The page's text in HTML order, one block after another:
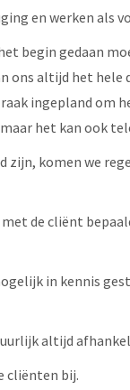
en werken als
begin gedaan
ons altijd het hele
ingepland om
het kan ook
zijn, komen we
de cliënt
in kennis
altijd
cliënten bij.